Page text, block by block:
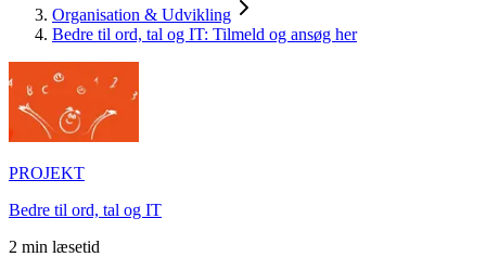
Organisation & Udvikling
Bedre til ord, tal og IT: Tilmeld og ansøg her
PROJEKT
Bedre til ord, tal og IT
2 min læsetid